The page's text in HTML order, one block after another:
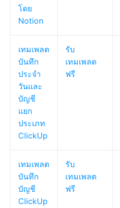
โดย
Notion
เทมเพลต
บันทึก
ประจำ
วันและ
บัญชี
แยก
ประเภท
ClickUp
รับ
เทมเพลต
ฟรี
เทมเพลต
บันทึก
บัญชี
ClickUp
รับ
เทมเพลต
ฟรี